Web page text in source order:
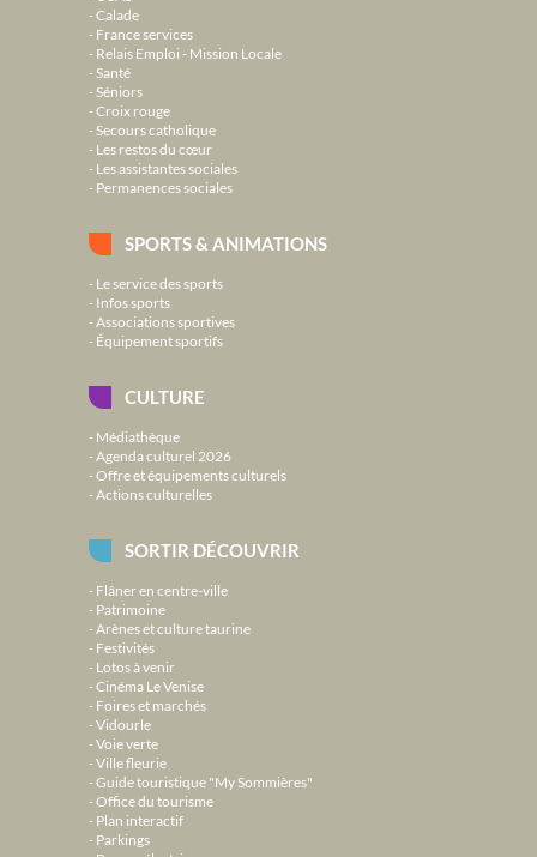
Calade
France services
Relais Emploi - Mission Locale
Santé
Séniors
Croix rouge
Secours catholique
Les restos du cœur
Les assistantes sociales
Permanences sociales
SPORTS & ANIMATIONS
Le service des sports
Infos sports
Associations sportives
Équipement sportifs
CULTURE
Médiathèque
Agenda culturel 2026
Offre et équipements culturels
Actions culturelles
SORTIR DÉCOUVRIR
Flâner en centre-ville
Patrimoine
Arènes et culture taurine
Festivités
Lotos à venir
Cinéma Le Venise
Foires et marchés
Vidourle
Voie verte
Ville fleurie
Guide touristique "My Sommières"
Office du tourisme
Plan interactif
Parkings